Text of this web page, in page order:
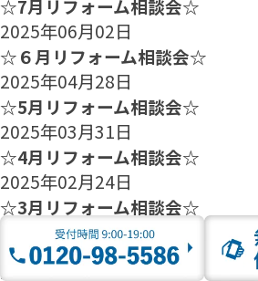
☆7月リフォーム相談会☆
2025年06月02日
☆６月リフォーム相談会☆
2025年04月28日
☆5月リフォーム相談会☆
2025年03月31日
☆4月リフォーム相談会☆
2025年02月24日
☆3月リフォーム相談会☆
2025年01月27日
☆2月のリフォーム相談会のご